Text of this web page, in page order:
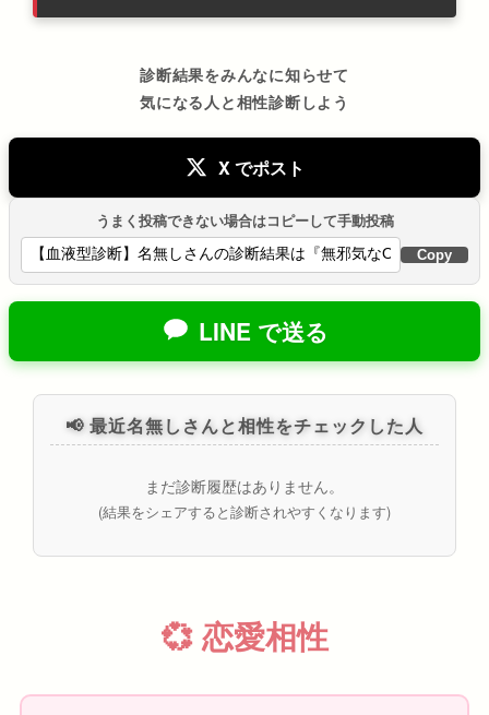
診断結果をみんなに知らせて
気になる人と相性診断しよう
X でポスト
うまく投稿できない場合はコピーして手動投稿
Copy
LINE で送る
📢 最近名無しさんと相性をチェックした人
まだ診断履歴はありません。
(結果をシェアすると診断されやすくなります)
💞 恋愛相性